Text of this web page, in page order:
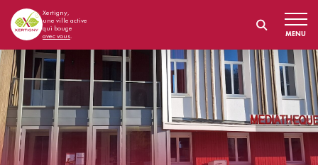
Xertigny,
une ville active
qui bouge
avec vous. MENU